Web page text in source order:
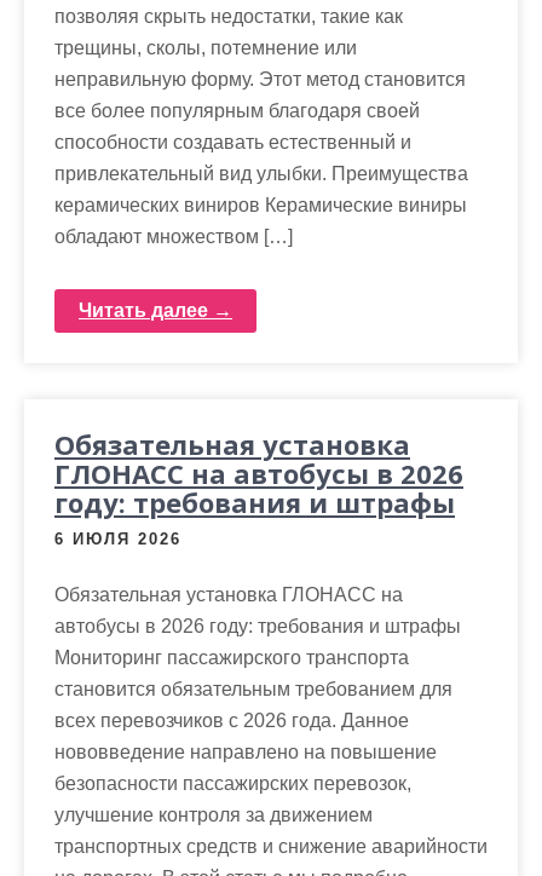
позволяя скрыть недостатки, такие как
трещины, сколы, потемнение или
неправильную форму. Этот метод становится
все более популярным благодаря своей
способности создавать естественный и
привлекательный вид улыбки. Преимущества
керамических виниров Керамические виниры
обладают множеством […]
Читать далее →
Обязательная установка
ГЛОНАСС на автобусы в 2026
году: требования и штрафы
6 ИЮЛЯ 2026
Обязательная установка ГЛОНАСС на
автобусы в 2026 году: требования и штрафы
Мониторинг пассажирского транспорта
становится обязательным требованием для
всех перевозчиков с 2026 года. Данное
нововведение направлено на повышение
безопасности пассажирских перевозок,
улучшение контроля за движением
транспортных средств и снижение аварийности